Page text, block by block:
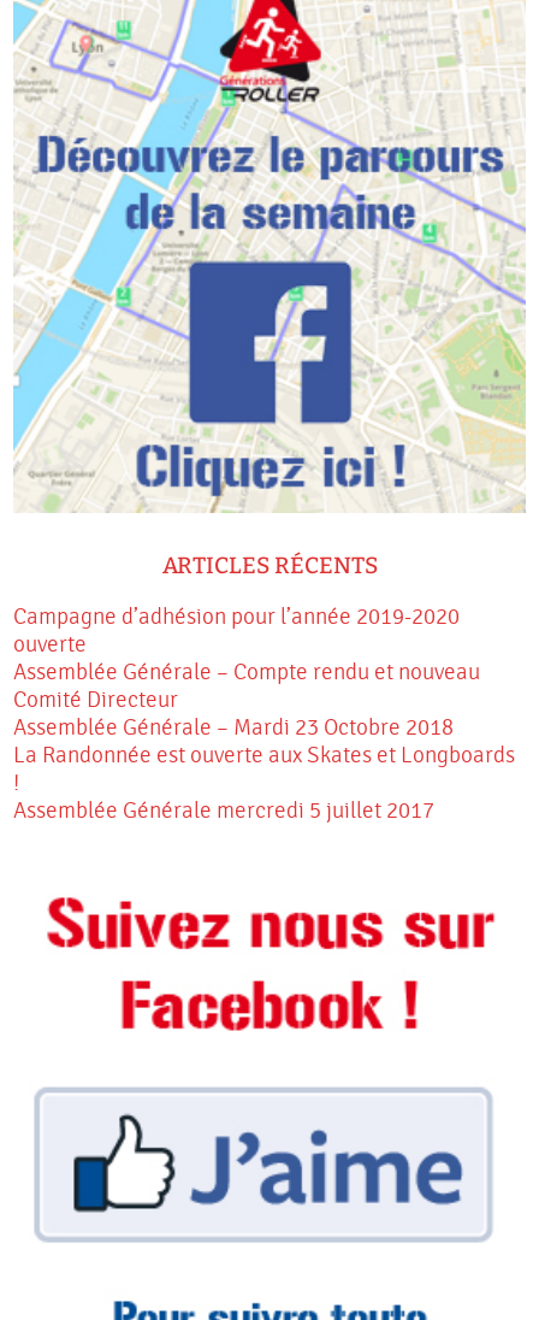
ARTICLES RÉCENTS
Campagne d’adhésion pour l’année 2019-2020
ouverte
Assemblée Générale – Compte rendu et nouveau
Comité Directeur
Assemblée Générale – Mardi 23 Octobre 2018
La Randonnée est ouverte aux Skates et Longboards
!
Assemblée Générale mercredi 5 juillet 2017